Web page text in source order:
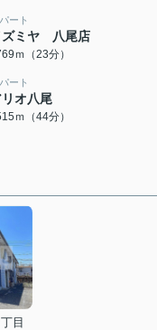
ート
ズミヤ 八尾店
ｍ（23分）
ート
リオ八尾
ｍ（44分）
目